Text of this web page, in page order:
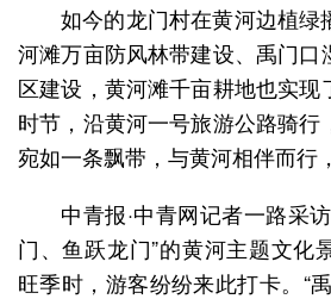
如今的龙门村在黄河边植绿
河滩万亩防风林带建设、禹门口
区建设，黄河滩千亩耕地也实现
时节，沿黄河一号旅游公路骑
宛如一条飘带，与黄河相伴而行
中青报·中青网记者一路采
门、鱼跃龙门”的黄河主题文化
旺季时，游客纷纷来此打卡。“